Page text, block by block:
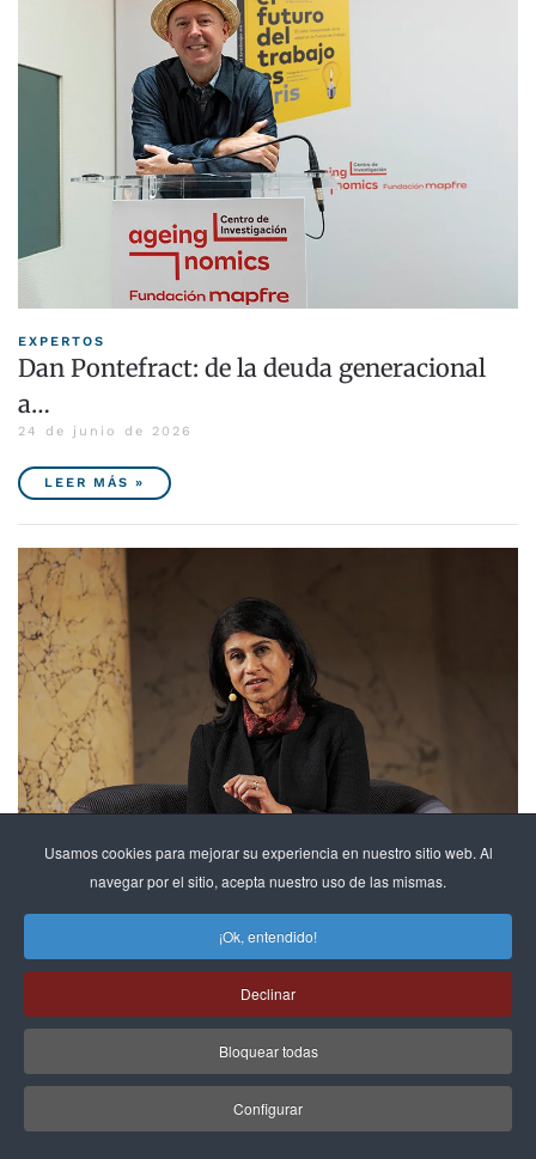
Usamos cookies para mejorar su experiencia en nuestro sitio web. Al
navegar por el sitio, acepta nuestro uso de las mismas.
¡Ok, entendido!
Declinar
Bloquear todas
Configurar
EXPERTOS
Dan Pontefract: de la deuda generacional
a…
24 de junio de 2026
LEER MÁS »
Desembalando la innovación, por Jayshree
S…
14 de junio de 2026
LEER MÁS »